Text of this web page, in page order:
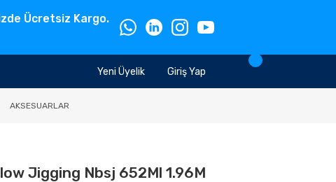
Ücretsiz Kargo.
Giriş Yap
Yeni Üyelik
AKSESUARLAR
Jigging Nbsj 652Ml 1.96M